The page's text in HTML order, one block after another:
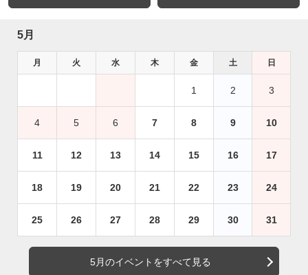
5月
月 火 水 木 金 土 日
1 2 3
4 5 6 7 8 9 10
11 12 13 14 15 16 17
18 19 20 21 22 23 24
25 26 27 28 29 30 31
5月のイベントをすべて見る